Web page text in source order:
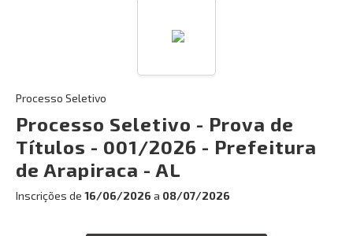
Esqueci a minha senha
INÍCIO
QUEM SOMOS
Processo Seletivo
Processo Seletivo - Prova de
Títulos - 001/2026 - Prefeitura
de Arapiraca - AL
Inscrições de 16/06/2026 a 08/07/2026